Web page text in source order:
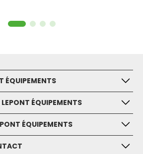
ÉQUIPEMENTS
ÉQUIPEMENTS
ÉQUIPEMENTS